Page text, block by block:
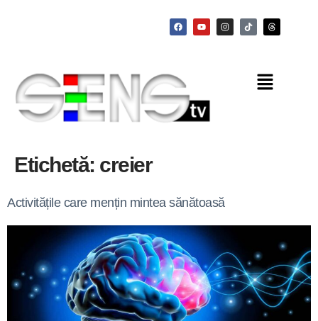
Etichetă: creier
Activitățile care mențin mintea sănătoasă